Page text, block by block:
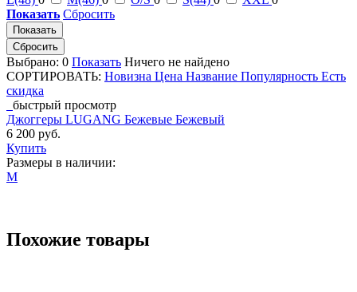
Показать Сбросить
Показать
Выбрано: 0 Показать Ничего не найдено
СОРТИРОВАТЬ: Новизна Цена Название Популярность Есть
скидка
быстрый просмотр
Джоггеры LUGANG Бежевые Бежевый
6 200 руб.
Купить
Размеры в наличии:
M
Похожие товары